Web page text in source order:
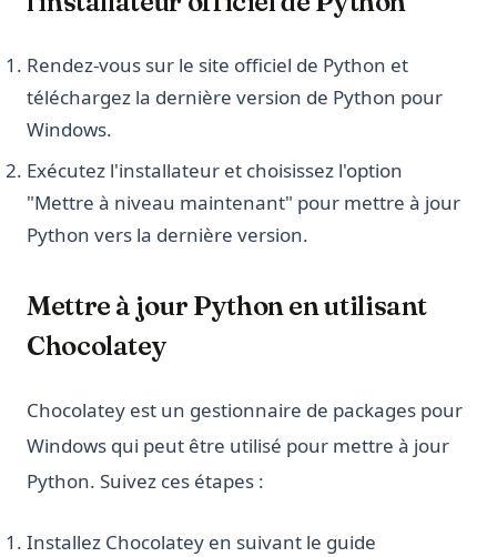
Rendez-vous sur le site officiel de Python et
téléchargez la dernière version de Python pour
Windows.
Exécutez l'installateur et choisissez l'option
"Mettre à niveau maintenant" pour mettre à jour
Python vers la dernière version.
Mettre à jour Python en utilisant
Chocolatey
Chocolatey est un gestionnaire de packages pour
Windows qui peut être utilisé pour mettre à jour
Python. Suivez ces étapes :
Installez Chocolatey en suivant le guide